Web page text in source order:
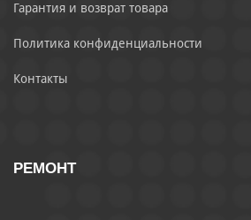
Гарантия и возврат товара
Политика конфиденциальности
Контакты
РЕМОНТ